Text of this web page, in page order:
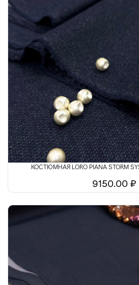
КОСТЮМНАЯ LORO PIANA STORM
9150.00 ₽